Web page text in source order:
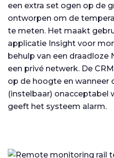
een extra set ogen op de
ontworpen om de
te meten. Het maakt
applicatie Insight voor
behulp van een draadloze
een privé netwerk. De
op de hoogte en wanneer
(instelbaar) onacceptabel
geeft het systeem alarm.